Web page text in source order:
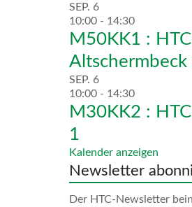
SEP. 6
10:00 - 14:30
M50KK1 :
Altschermbeck
SEP. 6
10:00 - 14:30
M30KK2 :
1
Kalender anzeigen
Newsletter
Der HTC-Newsletter